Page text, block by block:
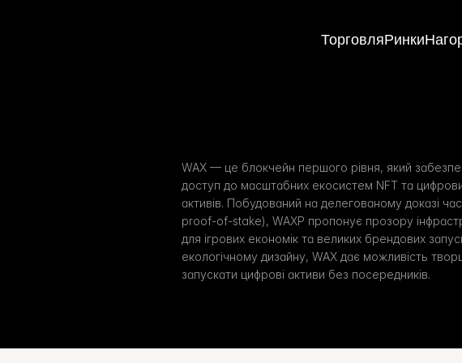
ТорговляРинки
WAX — це блокчейн першого рівня, який
доступ до масштабних екосистем NFT та
активів. Побудований на делегованому доказі
proof-of-stake), WAXP пропонує прозору
для ігрових економік та великих брендових
екологічному дизайну, WAX дає можливість
запускати цифрові активи без посередників.